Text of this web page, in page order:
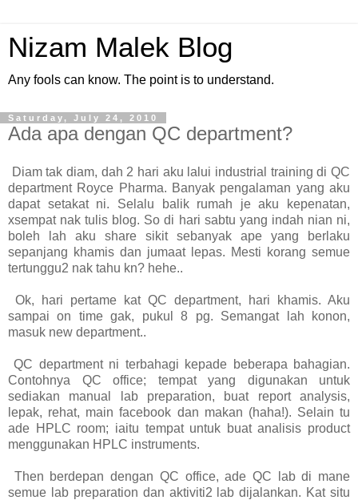
Nizam Malek Blog
Any fools can know. The point is to understand.
Saturday, July 24, 2010
Ada apa dengan QC department?
Diam tak diam, dah 2 hari aku lalui industrial training di QC
department Royce Pharma. Banyak pengalaman yang aku
dapat setakat ni. Selalu balik rumah je aku kepenatan,
xsempat nak tulis blog. So di hari sabtu yang indah nian ni,
boleh lah aku share sikit sebanyak ape yang berlaku
sepanjang khamis dan jumaat lepas. Mesti korang semue
tertunggu2 nak tahu kn? hehe..
Ok, hari pertame kat QC department, hari khamis. Aku
sampai on time gak, pukul 8 pg. Semangat lah konon,
masuk new department..
QC department ni terbahagi kepade beberapa bahagian.
Contohnya QC office; tempat yang digunakan untuk
sediakan manual lab preparation, buat report analysis,
lepak, rehat, main facebook dan makan (haha!). Selain tu
ade HPLC room; iaitu tempat untuk buat analisis product
menggunakan HPLC instruments.
Then berdepan dengan QC office, ade QC lab di mane
semue lab preparation dan aktiviti2 lab dijalankan. Kat situ